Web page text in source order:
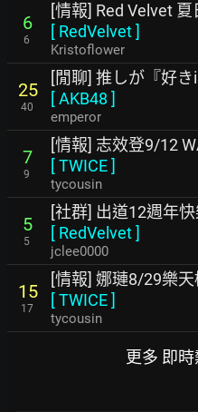
6
6
[情報] Red Velvet
[ RedVelvet]
Kristoflower
25
40
[閒聊] 推しが『好
[AKB48 ]
emperor
7
9
[情報] 志效登9/12
[TWICE]
tycousin
5
5
[社群] 出道12週年快
[ RedVelvet]
jclee0000
15
17
[情報] 娜璉8/29樂
[TWICE]
tycousin
更多 即